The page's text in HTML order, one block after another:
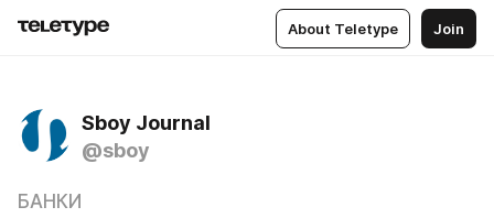
About Teletype Join
Sboy Journal
@sboy
БАНКИ